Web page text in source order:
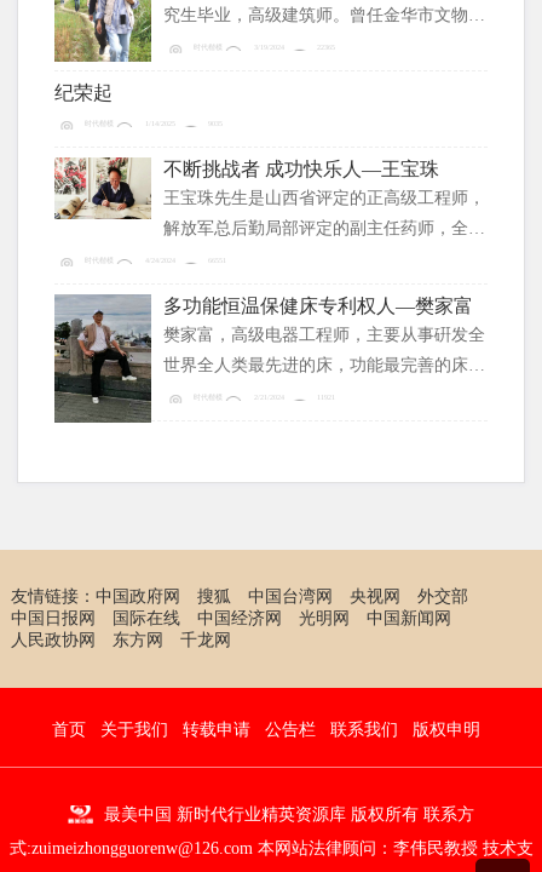
究生毕业，高级建筑师。曾任金华市文物局
党组书记、金华市国土规划局总工程师等
3/19/2024 22365
纪荣起
1/14/2025 9035
不断挑战者 成功快乐人—王宝珠
王宝珠先生是山西省评定的正高级工程师，
解放军总后勤局部评定的副主任药师，全国
首批执业药师。 1965年山西大学生物系毕
日复一日的重复检验的同时，发现了物质中
4/24/2024 66551
多功能恒温保健床专利权人—樊家富
樊家富，高级电器工程师，主要从事硏发全
世界全人类最先进的床，功能最完善的床，
占领全人类全世界床业市场。
2/21/2024 11921
友情链接： 中国政府网 搜狐 中国台湾网 央视网
外交部
中国日报网
国际在线 中国经济网 光明网
中国新闻网
人民政协网
东方网 千龙网
首页 关于我们 转载申请 公告栏 联系我们 版权申明
最美中国 新时代行业精英资源库 版权所有 联系方
式:zuimeizhongguorenw@126.com 本网站法律顾问： 李伟民教授 技术支